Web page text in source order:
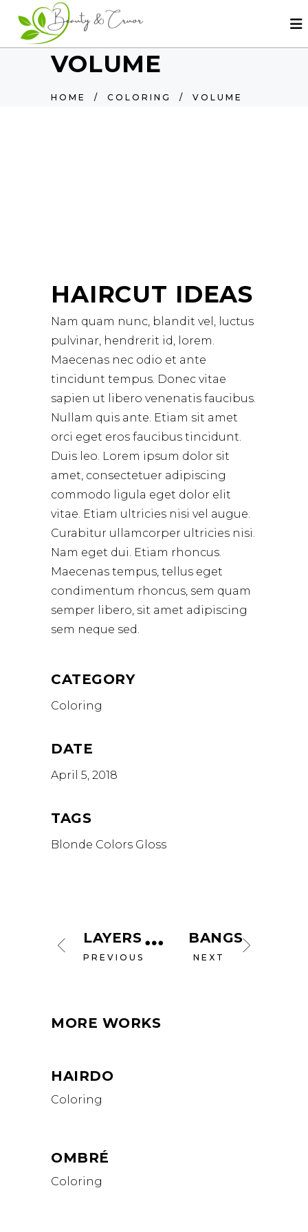
VOLUME
HOME / COLORING / VOLUME
HAIRCUT IDEAS
Nam quam nunc, blandit vel, luctus
pulvinar, hendrerit id, lorem.
Maecenas nec odio et ante
tincidunt tempus. Donec vitae
sapien ut libero venenatis faucibus.
Nullam quis ante. Etiam sit amet
orci eget eros faucibus tincidunt.
Duis leo. Lorem ipsum dolor sit
amet, consectetuer adipiscing
commodo ligula eget dolor elit
vitae. Etiam ultricies nisi vel augue.
Curabitur ullamcorper ultricies nisi.
Nam eget dui. Etiam rhoncus.
Maecenas tempus, tellus eget
condimentum rhoncus, sem quam
semper libero, sit amet adipiscing
sem neque sed.
CATEGORY
Coloring
DATE
April 5, 2018
TAGS
Blonde Colors Gloss
LAYERS
PREVIOUS
BANGS
NEXT
MORE WORKS
HAIRDO
Coloring
OMBRÉ
Coloring